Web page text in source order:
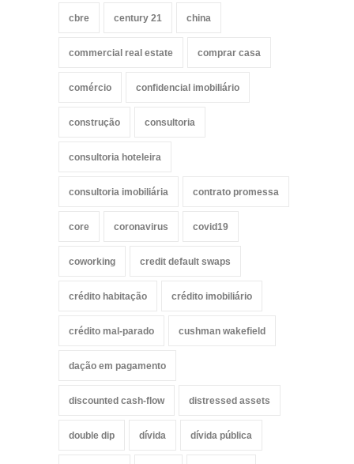
cbre century 21 china
commercial real estate comprar casa
comércio confidencial imobiliário
construção consultoria
consultoria hoteleira
consultoria imobiliária contrato promessa
core coronavirus covid19
coworking credit default swaps
crédito habitação crédito imobiliário
crédito mal-parado cushman wakefield
dação em pagamento
discounted cash-flow distressed assets
double dip dívida dívida pública